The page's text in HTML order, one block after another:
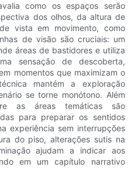
como os espaços serão
dos olhos, da altura de
vista em movimento, como
de visão são cruciais: um
áreas de bastidores e utiliza
sensação de descoberta,
momentos que maximizam o
mantém a exploração
se torne monótono. Além
as áreas temáticas são
para preparar os sentidos
experiência sem interrupções
do piso, alterações sutis na
ajudam a indicar aos
em um capítulo narrativo